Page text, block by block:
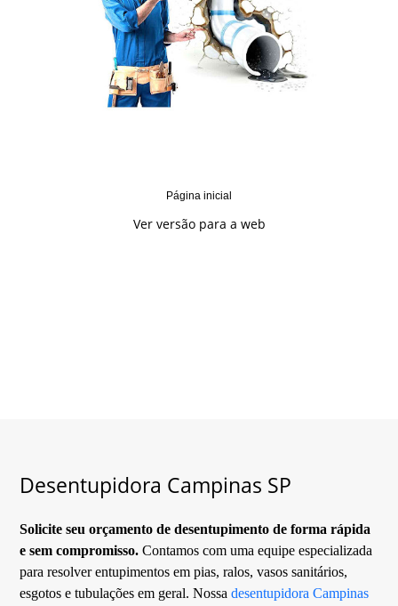
Página inicial
Ver versão para a web
Desentupidora Campinas SP
Solicite seu orçamento de desentupimento de forma rápida
e sem compromisso. Contamos com uma equipe especializada
para resolver entupimentos em pias, ralos, vasos sanitários,
esgotos e tubulações em geral. Nossadesentupidora Campinas